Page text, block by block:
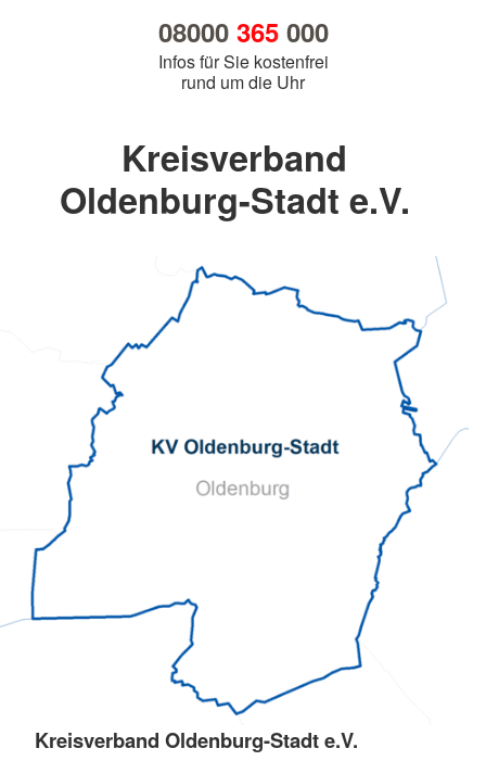
08000 365000
Infos für Sie kostenfrei
rund um die Uhr
Kreisverband
Oldenburg-Stadt e.V.
Kreisverband Oldenburg-Stadt e.V.